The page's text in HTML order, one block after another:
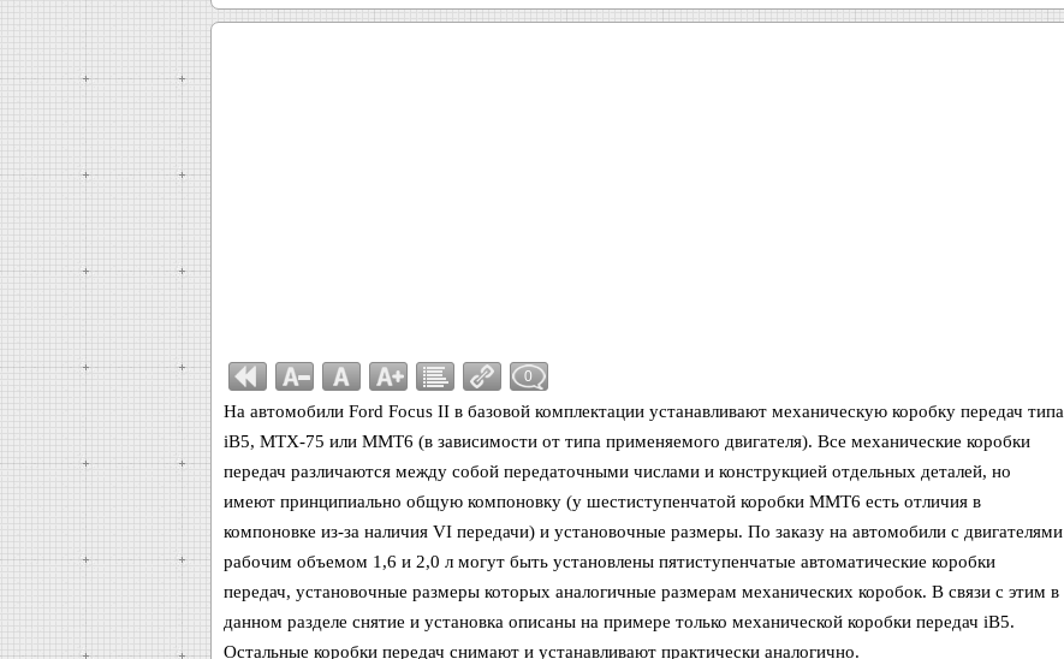
0
На автомобили Ford Focus II в базовой комплектации устанавливают механическую коробку передач типа
iB5, МТХ-75 или MМТ6 (в зависимости от типа применяемого двигателя). Все механические коробки
передач различаются между собой передаточными числами и конструкцией отдельных деталей, но
имеют принципиально общую компоновку (у шестиступенчатой коробки MМТ6 есть отличия в
компоновке из-за наличия VI передачи) и установочные размеры. По заказу на автомобили с двигателями
рабочим объемом 1,6 и 2,0 л могут быть установлены пятиступенчатые автоматические коробки
передач, установочные размеры которых аналогичные размерам механических коробок. В связи с этим в
данном разделе снятие и установка описаны на примере только механической коробки передач iB5.
Остальные коробки передач снимают и устанавливают практически аналогично.